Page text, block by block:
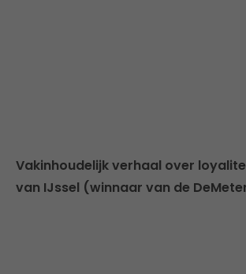
Vakinhoudelijk verhaal over
van IJssel (winnaar van de